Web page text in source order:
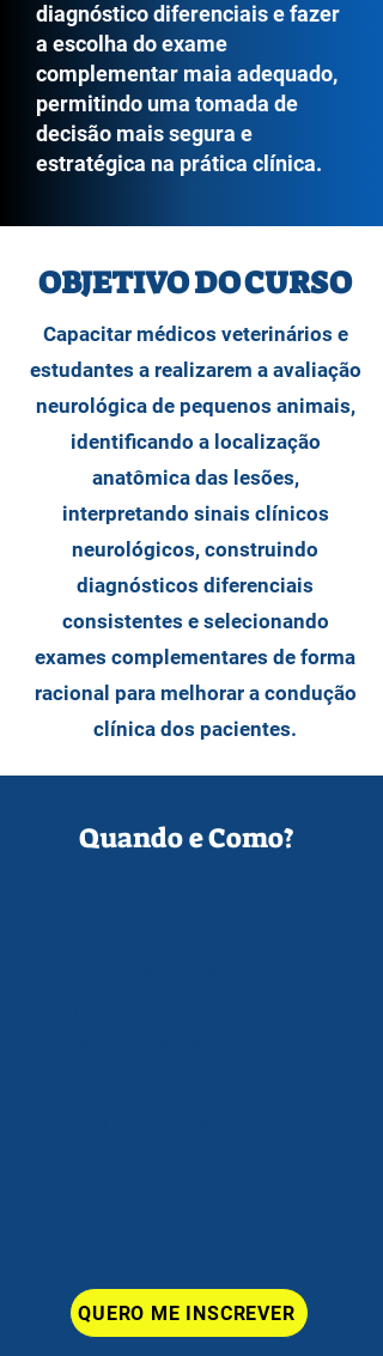
diagnóstico diferenciais e fazer
a escolha do exame
complementar maia adequado,
permitindo uma tomada de
decisão mais segura e
estratégica na prática clínica.
OBJETIVO DO CURSO
Capacitar médicos veterinários e
estudantes a realizarem a avaliação
neurológica de pequenos animais,
identificando a localização
anatômica das lesões,
interpretando sinais clínicos
neurológicos, construindo
diagnósticos diferenciais
consistentes e selecionando
exames complementares de forma
racional para melhorar a condução
clínica dos pacientes.
Quando e Como?
QUERO ME INSCREVER